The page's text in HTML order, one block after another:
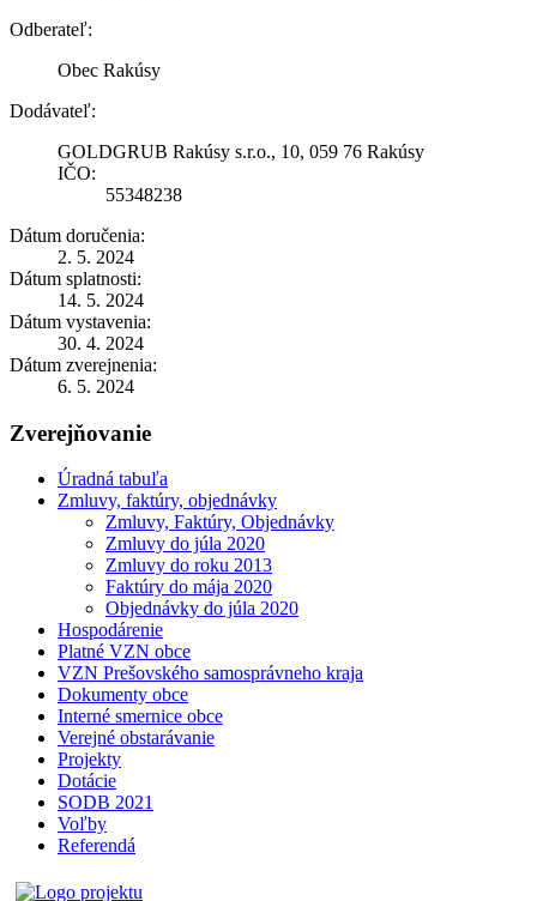
Odberateľ:
Obec Rakúsy
Dodávateľ:
GOLDGRUB Rakúsy s.r.o., 10, 059 76 Rakúsy
IČO:
55348238
Dátum doručenia:
2. 5. 2024
Dátum splatnosti:
14. 5. 2024
Dátum vystavenia:
30. 4. 2024
Dátum zverejnenia:
6. 5. 2024
Zverejňovanie
Úradná tabuľa
Zmluvy, faktúry, objednávky
Zmluvy, Faktúry, Objednávky
Zmluvy do júla 2020
Zmluvy do roku 2013
Faktúry do mája 2020
Objednávky do júla 2020
Hospodárenie
Platné VZN obce
VZN Prešovského samosprávneho kraja
Dokumenty obce
Interné smernice obce
Verejné obstarávanie
Projekty
Dotácie
SODB 2021
Voľby
Referendá